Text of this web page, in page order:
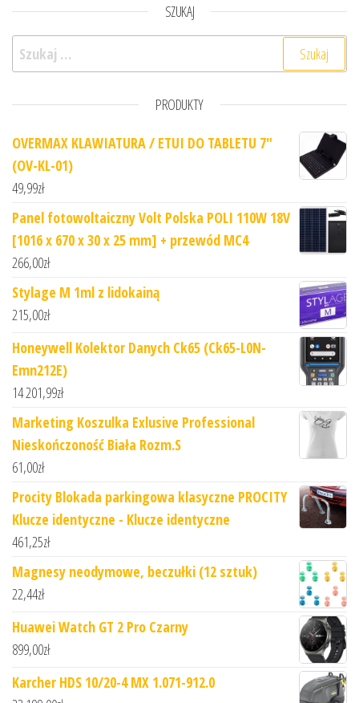
SZUKAJ
Szukaj:
PRODUKTY
OVERMAX KLAWIATURA / ETUI DO TABLETU 7"
(OV-KL-01)
49,99zł
Panel fotowoltaiczny Volt Polska POLI 110W 18V
[1016 x 670 x 30 x 25 mm] + przewód MC4
266,00zł
Stylage M 1ml z lidokainą
215,00zł
Honeywell Kolektor Danych Ck65 (Ck65-L0N-
Emn212E)
14 201,99zł
Marketing Koszulka Exlusive Professional
Nieskończoność Biała Rozm.S
61,00zł
Procity Blokada parkingowa klasyczne PROCITY
Klucze identyczne - Klucze identyczne
461,25zł
Magnesy neodymowe, beczułki (12 sztuk)
22,44zł
Huawei Watch GT 2 Pro Czarny
899,00zł
Karcher HDS 10/20-4 MX 1.071-912.0